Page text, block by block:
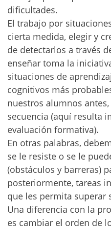
dificultades.
El trabajo por
cierta medida, elegir y
de detectarlos a través
enseñar toma la
situaciones de
cognitivos más
nuestros alumnos
secuencia (aquí resulta
evaluación formativa).
En otras palabras,
se le resiste o se le
(obstáculos y barreras)
posteriormente, tareas
que les permita superar
Una diferencia con la
es cambiar el orden de